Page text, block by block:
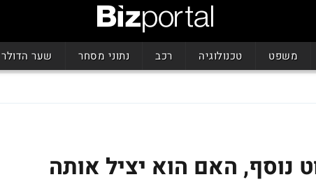
משפט טכנולוגיה רכב נתוני מסחר שער הדולר
נוסף, האם הוא יציל אותה